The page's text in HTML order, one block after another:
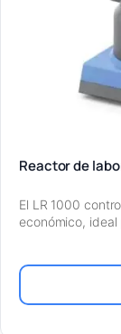
Reactor de
El LR 1000
económico,